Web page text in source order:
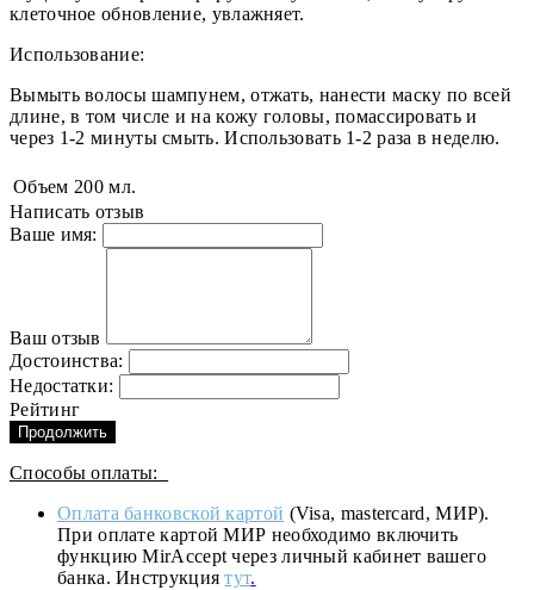
клеточное обновление, увлажняет.
Использование:
Вымыть волосы шампунем, отжать, нанести маску по всей
длине, в том числе и на кожу головы, помассировать и
через 1-2 минуты смыть. Использовать 1-2 раза в неделю.
Объем 200 мл.
Написать отзыв
Ваше имя:
Ваш отзыв
Достоинства:
Недостатки:
Рейтинг
Продолжить
Способы оплаты:
Оплата банковской картой (Visa, mastercard, МИР).
При оплате картой МИР необходимо включить
функцию MirAccept через личный кабинет вашего
банка. Инструкциятут.